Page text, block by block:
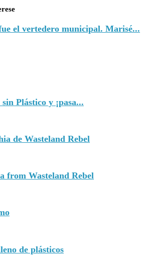
el vertedero municipal. Marisé...
Plástico y ¡pasa...
de Wasteland Rebel
from Wasteland Rebel
de plásticos